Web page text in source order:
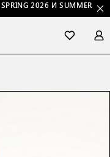
2026 И SUMMER